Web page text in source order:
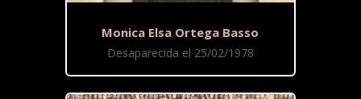
Monica Elsa Ortega Basso
Desaparecida el 25/02/1978